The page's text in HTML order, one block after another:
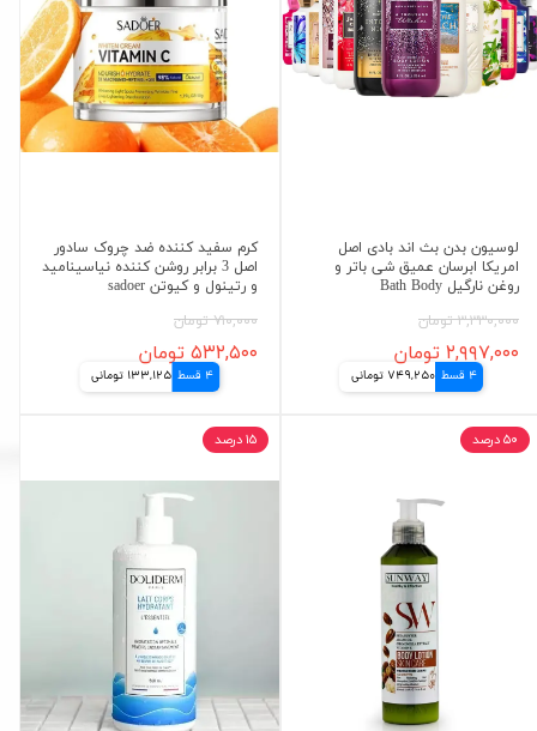
لوسیون بدن بث اند بادی اصل
امریکا ابرسان عمیق شی باتر و
روغن نارگیل Bath Body
۳,۳۳۰,۰۰۰ تومان
۲,۹۹۷,۰۰۰ تومان
4 قسط 749,250 تومانی
کرم سفید کننده ضد چروک سادور
اصل 3 برابر روشن کننده نیاسینامید
و رتینول و کیوتن sadoer
۷۱۰,۰۰۰ تومان
۵۳۲,۵۰۰ تومان
4 قسط 133,125 تومانی
۵۰ درصد ۱۵ درصد